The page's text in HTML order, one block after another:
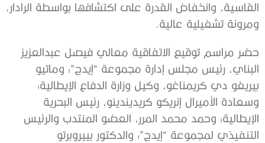
القاسية، وانخفاض القدرة على اكتشافها بواسطة الرادار،
ومرونة تشغيلية عالية.
حضر مراسم توقيع الاتفاقية معالي فيصل عبدالعزيز
البناي، رئيس مجلس إدارة مجموعة “إيدج”؛ وماتيو
بيريغو دي كريمناغو، وكيل وزارة الدفاع الإيطالية؛
وسعادة الأميرال إنريكو كريديندينو، رئيس البحرية
الإيطالية؛ وحمد محمد المرر، العضو المنتدب والرئيس
التنفيذي لمجموعة “إيدج”؛ والدكتور بييروبرتو